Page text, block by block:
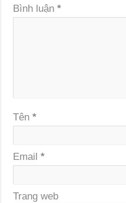
Bình luận*
Tên*
Email*
Trang web